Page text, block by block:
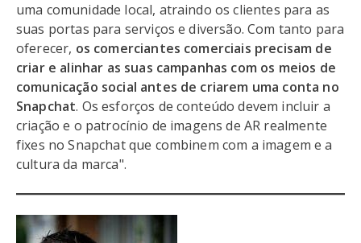
uma comunidade local, atraindo os clientes para as
suas portas para serviços e diversão. Com tanto para
oferecer, os comerciantes comerciais precisam de
criar e alinhar as suas campanhas com os meios de
comunicação social antes de criarem uma conta no
Snapchat. Os esforços de conteúdo devem incluir a
criação e o patrocínio de imagens de AR realmente
fixes no Snapchat que combinem com a imagem e a
cultura da marca".